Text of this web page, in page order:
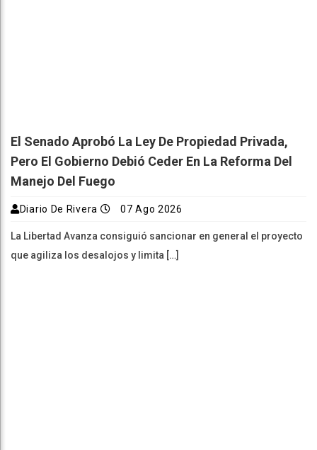
El Senado Aprobó La Ley De Propiedad Privada,
Pero El Gobierno Debió Ceder En La Reforma Del
Manejo Del Fuego
Diario De Rivera 07 Ago 2026
La Libertad Avanza consiguió sancionar en general el proyecto
que agiliza los desalojos y limita […]